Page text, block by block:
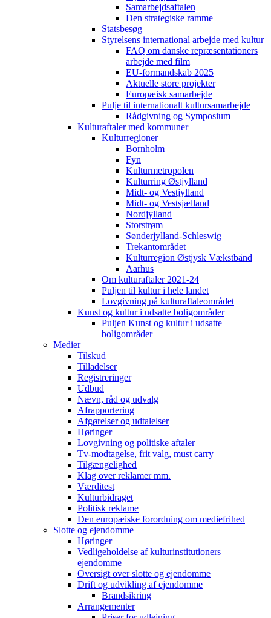
Samarbejdsaftalen
Den strategiske ramme
Statsbesøg
Styrelsens international arbejde med kultur
FAQ om danske repræsentationers
arbejde med film
EU-formandskab 2025
Aktuelle store projekter
Europæisk samarbejde
Pulje til internationalt kultursamarbejde
Rådgivning og Symposium
Kulturaftaler med kommuner
Kulturregioner
Bornholm
Fyn
Kulturmetropolen
Kulturring Østjylland
Midt- og Vestjylland
Midt- og Vestsjælland
Nordjylland
Storstrøm
Sønderjylland-Schleswig
Trekantområdet
Kulturregion Østjysk Vækstbånd
Aarhus
Om kulturaftaler 2021-24
Puljen til kultur i hele landet
Lovgivning på kulturaftaleområdet
Kunst og kultur i udsatte boligområder
Puljen Kunst og kultur i udsatte
boligområder
Medier
Tilskud
Tilladelser
Registreringer
Udbud
Nævn, råd og udvalg
Afrapportering
Afgørelser og udtalelser
Høringer
Lovgivning og politiske aftaler
Tv-modtagelse, frit valg, must carry
Tilgængelighed
Klag over reklamer mm.
Værditest
Kulturbidraget
Politisk reklame
Den europæiske forordning om mediefrihed
Slotte og ejendomme
Høringer
Vedligeholdelse af kulturinstitutioners
ejendomme
Oversigt over slotte og ejendomme
Drift og udvikling af ejendomme
Brandsikring
Arrangementer